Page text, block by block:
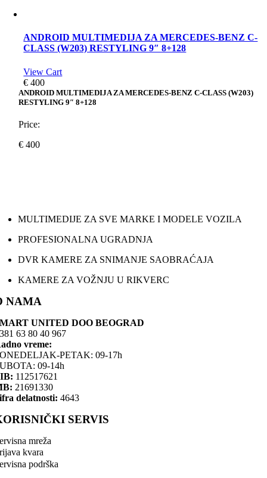
ANDROID MULTIMEDIJA ZA MERCEDES-BENZ C-
CLASS (W203) RESTYLING 9″ 8+128
View Cart
€ 400
ANDROID MULTIMEDIJA ZA MERCEDES-BENZ C-CLASS (W203)
RESTYLING 9″ 8+128
Price:
€ 400
MULTIMEDIJE ZA SVE MARKE I MODELE VOZILA
PROFESIONALNA UGRADNJA
DVR KAMERE ZA SNIMANJE SAOBRAĆAJA
KAMERE ZA VOŽNJU U RIKVERC
NAMA
UNITED DOO BEOGRAD
63 80 40 967
vreme:
PETAK: 09-17h
09-14h
112517621
21691330
delatnosti: 4643
SERVIS
mreža
kvara
podrška